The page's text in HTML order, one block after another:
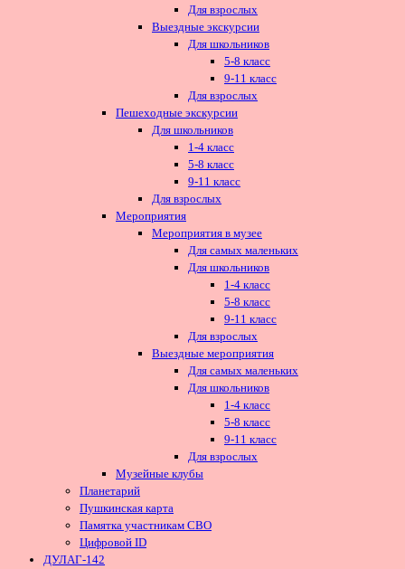
Для взрослых
Выездные экскурсии
Для школьников
5-8 класс
9-11 класс
Для взрослых
Пешеходные экскурсии
Для школьников
1-4 класс
5-8 класс
9-11 класс
Для взрослых
Мероприятия
Мероприятия в музее
Для самых маленьких
Для школьников
1-4 класс
5-8 класс
9-11 класс
Для взрослых
Выездные мероприятия
Для самых маленьких
Для школьников
1-4 класс
5-8 класс
9-11 класс
Для взрослых
Музейные клубы
Планетарий
Пушкинская карта
Памятка участникам СВО
Цифровой ID
ДУЛАГ-142